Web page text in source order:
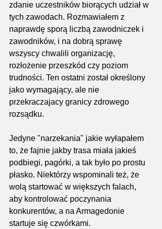
zdanie uczestników biorących udział w
tych zawodach. Rozmawiałem z
naprawdę sporą liczbą zawodniczek i
zawodników, i na dobrą sprawę
wszyscy chwalili organizację,
rozłożenie przeszkód czy poziom
trudności. Ten ostatni został określony
jako wymagający, ale nie
przekraczajacy granicy zdrowego
rozsądku.
Jedyne "narzekania" jakie wyłapałem
to, że fajnie jakby trasa miała jakieś
podbiegi, pagórki, a tak było po prostu
płasko. Niektórzy wspominali też, że
wolą startować w większych falach,
aby kontrolować poczynania
konkurentów, a na Armagedonie
startuje się czwórkami.